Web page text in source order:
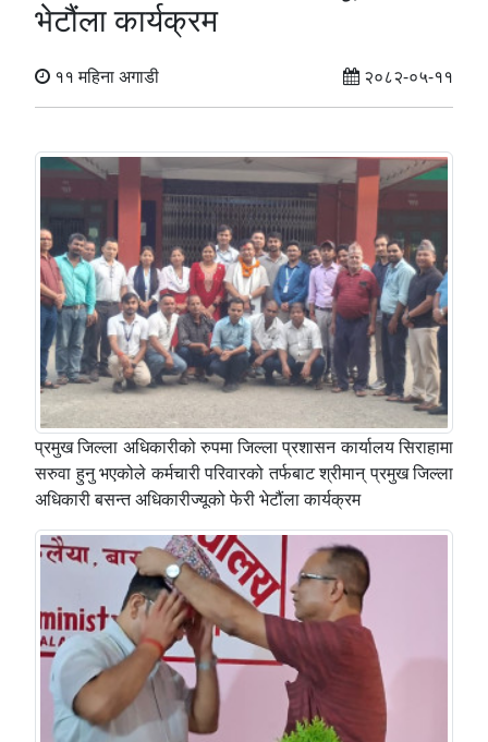
भेटौंला कार्यक्रम
११ महिना अगाडी २०८२-०५-११
प्रमुख जिल्ला अधिकारीको रुपमा जिल्ला प्रशासन कार्यालय सिराहामा
सरुवा हुनु भएकोले कर्मचारी परिवारको तर्फबाट श्रीमान् प्रमुख जिल्ला
अधिकारी बसन्त अधिकारीज्यूको फेरी भेटौंला कार्यक्रम